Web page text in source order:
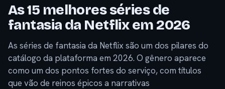
As 15 melhores séries de
fantasia da Netflix em 2026
As séries de fantasia da Netflix são um dos pilares do
catálogo da plataforma em 2026. O gênero aparece
como um dos pontos fortes do serviço, com títulos
que vão de reinos épicos a narrativas